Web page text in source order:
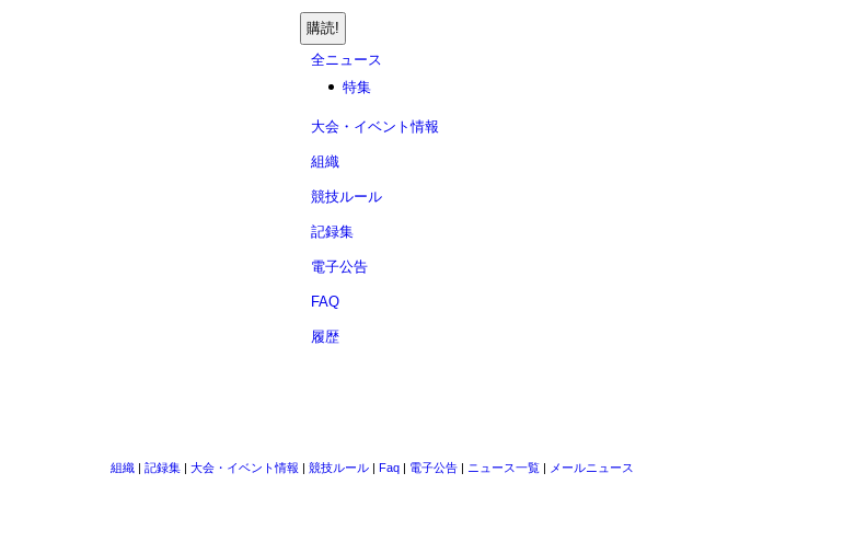
全ニュース
特集
大会・イベント情報
組織
競技ルール
記録集
電子公告
FAQ
履歴
組織 | 記録集 | 大会・イベント情報 | 競技ルール | Faq | 電子公告 | ニュース一覧 | メールニュース